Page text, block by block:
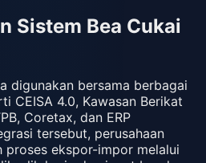
Sistem Bea Cukai
digunakan bersama berbagai
CEISA 4.0, Kawasan Berikat
Coretax, dan ERP
tersebut, perusahaan
proses ekspor-impor melalui